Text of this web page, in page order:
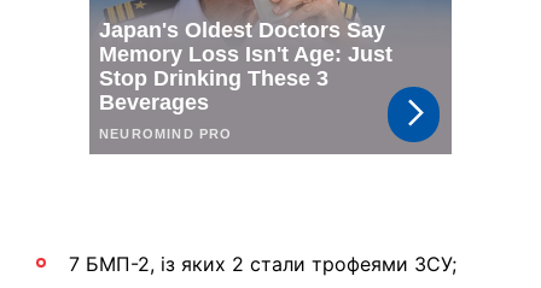
7 БМП-2, із яких 2 стали трофеями ЗСУ;